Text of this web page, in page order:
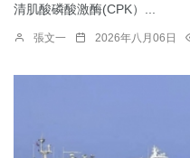
清肌酸磷酸激酶(CPK）...
張文一 2026年八月06日